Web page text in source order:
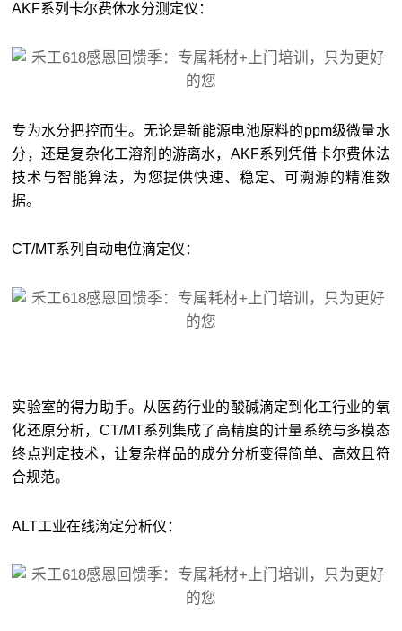
AKF系列卡尔费休水分测定仪：
专为水分把控而生。无论是新能源电池原料的ppm级微量水
分，还是复杂化工溶剂的游离水，AKF系列凭借卡尔费休法
技术与智能算法，为您提供快速、稳定、可溯源的精准数
据。
CT/MT系列自动电位滴定仪：
实验室的得力助手。从医药行业的酸碱滴定到化工行业的氧
化还原分析，CT/MT系列集成了高精度的计量系统与多模态
终点判定技术，让复杂样品的成分分析变得简单、高效且符
合规范。
ALT工业在线滴定分析仪：